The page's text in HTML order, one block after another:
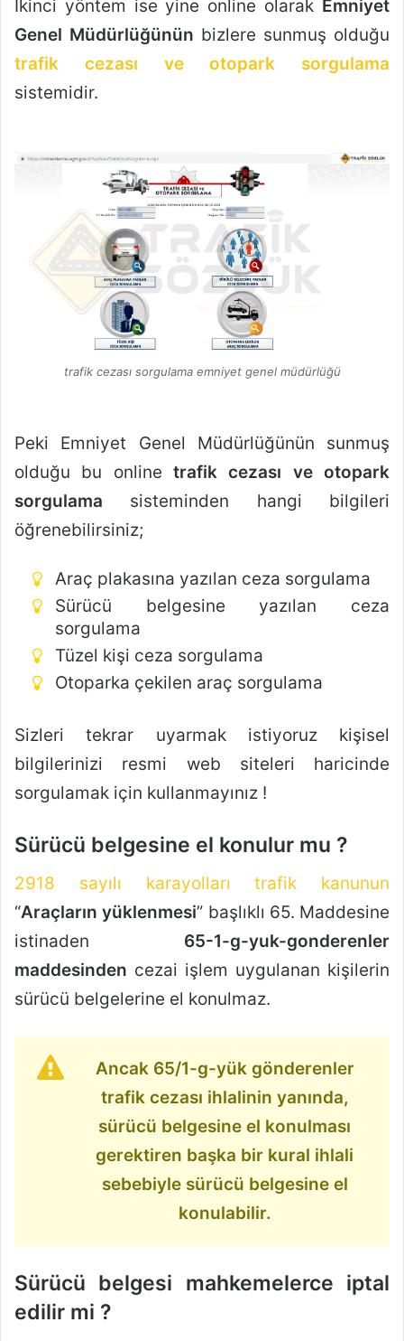
İkinci yöntem ise yine online olarak Emniyet
Genel Müdürlüğünün bizlere sunmuş olduğu
trafik cezası ve otopark sorgulama
sistemidir.
trafik cezası sorgulama emniyet genel müdürlüğü
Peki Emniyet Genel Müdürlüğünün sunmuş
olduğu bu online trafik cezası ve otopark
sorgulama sisteminden hangi bilgileri
öğrenebilirsiniz;
Araç plakasına yazılan ceza sorgulama
Sürücü belgesine yazılan ceza
sorgulama
Tüzel kişi ceza sorgulama
Otoparka çekilen araç sorgulama
Sizleri tekrar uyarmak istiyoruz kişisel
bilgilerinizi resmi web siteleri haricinde
sorgulamak için kullanmayınız !
Sürücü belgesine el konulur mu ?
2918 sayılı karayolları trafik kanunun
“Araçların yüklenmesi” başlıklı 65. Maddesine
istinaden 65-1-g-yuk-gonderenler
maddesinden cezai işlem uygulanan kişilerin
sürücü belgelerine el konulmaz.
Ancak 65/1-g-yük gönderenler
trafik cezası ihlalinin yanında,
sürücü belgesine el konulması
gerektiren başka bir kural ihlali
sebebiyle sürücü belgesine el
konulabilir.
Sürücü belgesi mahkemelerce iptal
edilir mi ?